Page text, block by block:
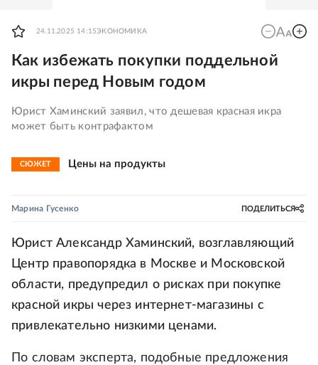
24.11.2025 14:15ЭКОНОМИКА
Как избежать покупки поддельной
икры перед Новым годом
Юрист Хаминский заявил, что дешевая красная икра
может быть контрафактом
СЮЖЕТ Цены на продукты
Марина Гусенко ПОДЕЛИТЬСЯ
Юрист Александр Хаминский, возглавляющий
Центр правопорядка в Москве и Московской
области, предупредил о рисках при покупке
красной икры через интернет-магазины с
привлекательно низкими ценами.
По словам эксперта, подобные предложения